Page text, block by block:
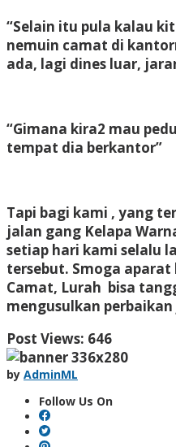
“Selain itu pula kalau
nemuin camat di
ada, lagi dines luar,
“Gimana kira2 mau
tempat dia berkantor”
Tapi bagi kami , yang
jalan gang Kelapa
setiap hari kami selalu
tersebut. Smoga
Camat, Lurah bisa
mengusulkan
Post Views: 646
by AdminML
Follow Us On